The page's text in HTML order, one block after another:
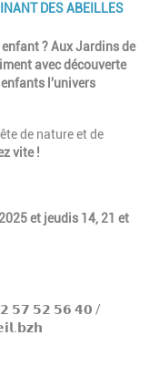
DES ABEILLES
? Aux Jardins de
avec découverte
l'univers
de nature et de
vite !
et jeudis 14, 21 et
𝟱𝟳 𝟱𝟮 𝟱𝟲 𝟰𝟬 /